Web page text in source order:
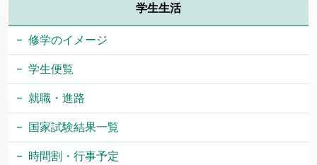
学生生活
修学のイメージ
学生便覧
就職・進路
国家試験結果一覧
時間割・行事予定